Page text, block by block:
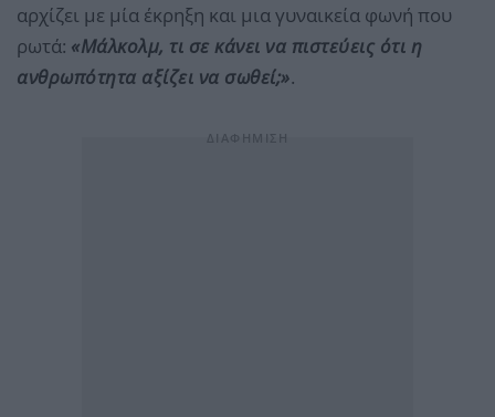
αρχίζει με μία έκρηξη και μια γυναικεία φωνή που
ρωτά: «Μάλκολμ, τι σε κάνει να πιστεύεις ότι η
ανθρωπότητα αξίζει να σωθεί;».